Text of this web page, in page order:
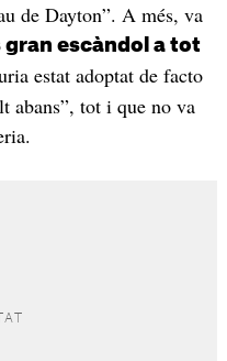
de Dayton”. A més, va
gran escàndol a tot
estat adoptat de facto
abans”, tot i que no va